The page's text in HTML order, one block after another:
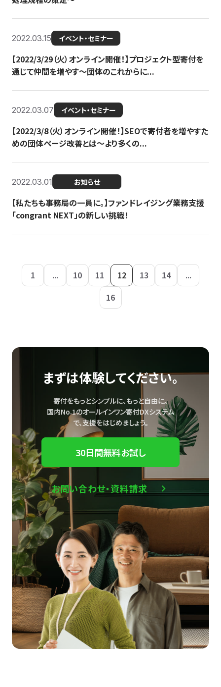
2022.03.15 イベント・セミナー
【2022/3/29（火）オンライン開催！】プロジェクト型寄付を
通じて仲間を増やす～団体のこれからに...
2022.03.07 イベント・セミナー
【2022/3/8（火）オンライン開催！】SEOで寄付者を増やすた
めの団体ページ改善とは～より多くの...
2022.03.01 お知らせ
【私たちも事務局の一員に。】ファンドレイジング業務支援
「congrant NEXT」の新しい挑戦！
1 ... 10 11 12 13 14
...
16
まずは体験してください。
寄付をもっとシンプルに、もっと自由に。
国内No.1のオールインワン寄付DXシステム
で、支援をはじめましょう。
30日間無料お試し
お問い合わせ・資料請求